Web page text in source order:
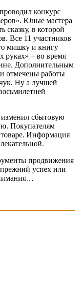
конкурс
Юные мастера
в которой
Все 11 участников
мишку и книгу
руках» – во время
Дополнительным
отмечены работы
Ну а лучшей
сбытовую
Покупателям
Информация
продвижения
успех или